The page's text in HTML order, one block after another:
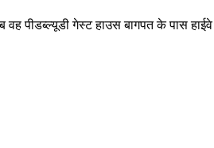
वह पीडब्ल्यूडी गेस्ट हाउस बागपत के पास